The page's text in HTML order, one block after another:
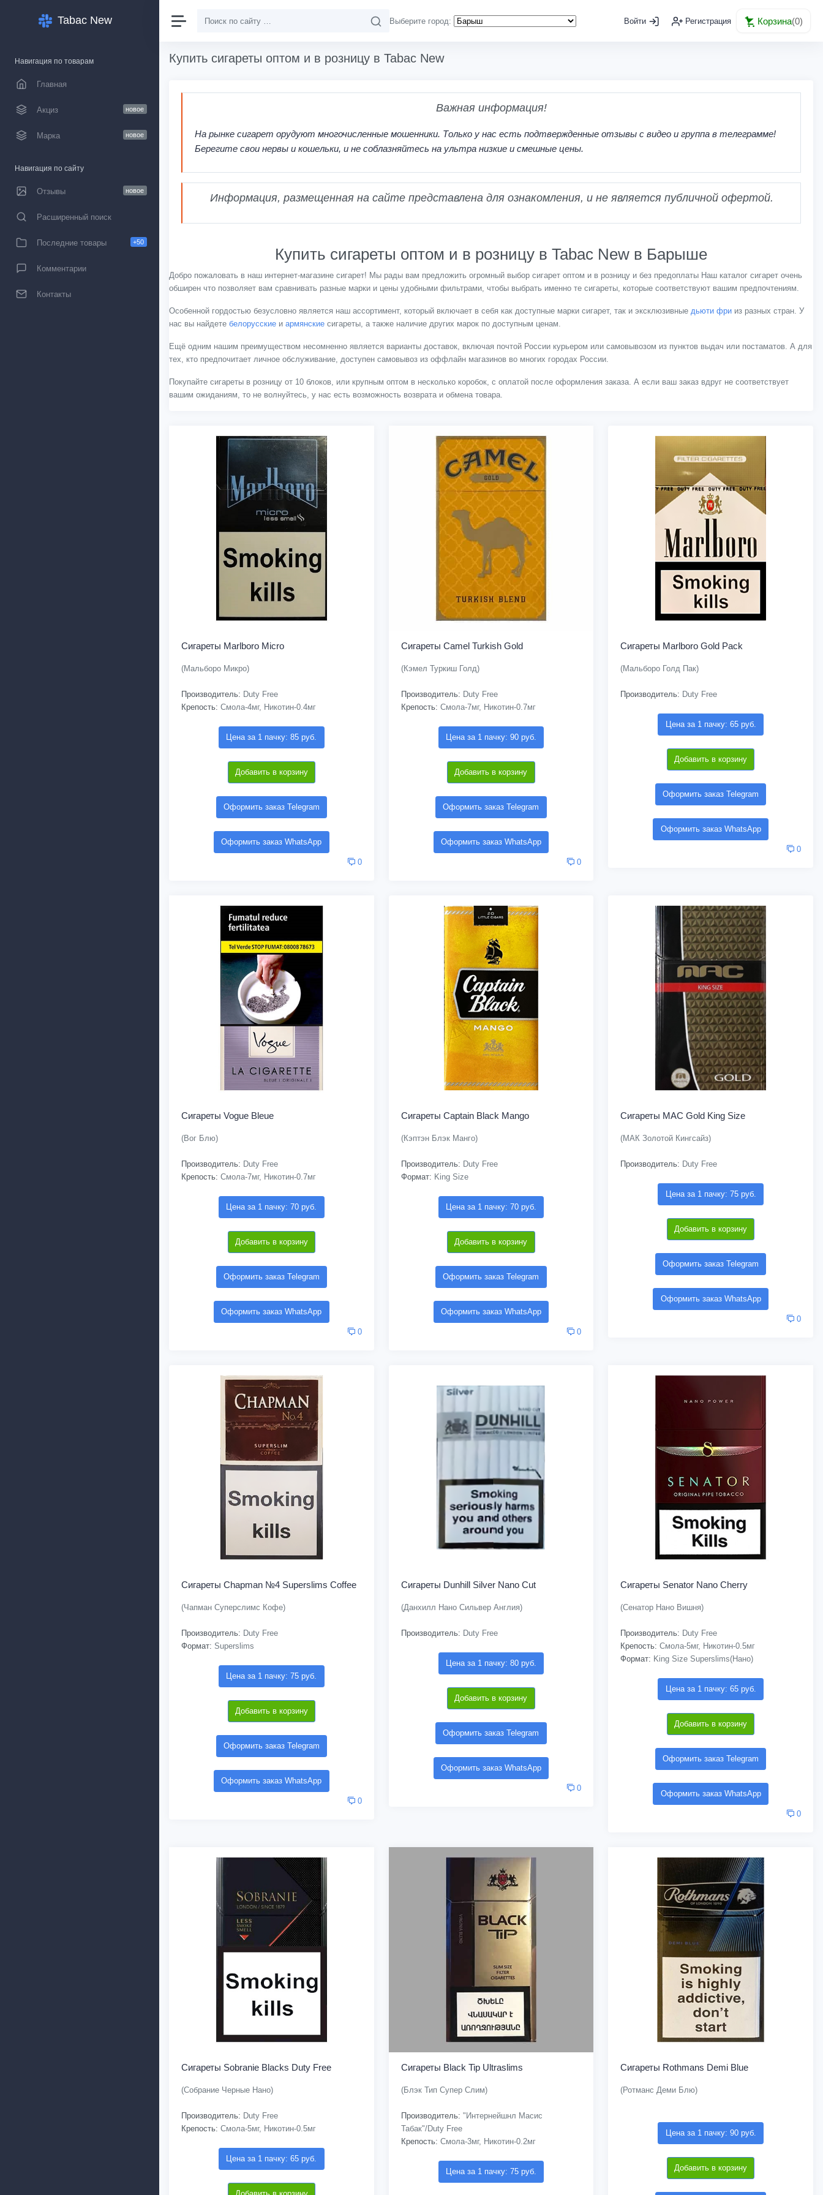
Tabac New
Навигация по товарам
Главная
Акциз новое
Марка новое
Навигация по сайту
Отзывы новое
Расширенный поиск
Последние товары +50
Комментарии
Контакты
Выберите город: Войти Регистрация Корзина(0)
Купить сигареты оптом и в розницу в Tabac New
Важная информация!
На рынке сигарет орудуют многочисленные мошенники. Только у нас есть подтвержденные отзывы с видео и группа в телеграмме!
Берегите свои нервы и кошельки, и не соблазняйтесь на ультра низкие и смешные цены.
Информация, размещенная на сайте представлена для ознакомления, и не является публичной офертой.
Купить сигареты оптом и в розницу в Tabac New в Барыше
Добро пожаловать в наш интернет-магазине сигарет! Мы рады вам предложить огромный выбор сигарет оптом и в розницу и без предоплаты Наш каталог сигарет очень
обширен что позволяет вам сравнивать разные марки и цены удобными фильтрами, чтобы выбрать именно те сигареты, которые соответствуют вашим предпочтениям.
Особенной гордостью безусловно является наш ассортимент, который включает в себя как доступные марки сигарет, так и эксклюзивные дьюти фри из разных стран. У
нас вы найдете белорусские и армянские сигареты, а также наличие других марок по доступным ценам.
Ещё одним нашим преимуществом несомненно является варианты доставок, включая почтой России курьером или самовывозом из пунктов выдач или постаматов. А для
тех, кто предпочитает личное обслуживание, доступен самовывоз из оффлайн магазинов во многих городах России.
Покупайте сигареты в розницу от 10 блоков, или крупным оптом в несколько коробок, с оплатой после оформления заказа. А если ваш заказ вдруг не соответствует
вашим ожиданиям, то не волнуйтесь, у нас есть возможность возврата и обмена товара.
Сигареты Marlboro Micro
(Мальборо Микро)
Производитель: Duty Free
Крепость: Смола-4мг, Никотин-0.4мг
Цена за 1 пачку: 85 руб.
Добавить в корзину
Оформить заказ Telegram
Оформить заказ WhatsApp
0
Сигареты Camel Turkish Gold
(Кэмел Туркиш Голд)
Производитель: Duty Free
Крепость: Смола-7мг, Никотин-0.7мг
Цена за 1 пачку: 90 руб.
Добавить в корзину
Оформить заказ Telegram
Оформить заказ WhatsApp
0
Сигареты Marlboro Gold Pack
(Мальборо Голд Пак)
Производитель: Duty Free
Цена за 1 пачку: 65 руб.
Добавить в корзину
Оформить заказ Telegram
Оформить заказ WhatsApp
0
Сигареты Vogue Bleue
(Вог Блю)
Производитель: Duty Free
Крепость: Смола-7мг, Никотин-0.7мг
Цена за 1 пачку: 70 руб.
Добавить в корзину
Оформить заказ Telegram
Оформить заказ WhatsApp
0
Сигареты Captain Black Mango
(Кэптэн Блэк Манго)
Производитель: Duty Free
Формат: King Size
Цена за 1 пачку: 70 руб.
Добавить в корзину
Оформить заказ Telegram
Оформить заказ WhatsApp
0
Сигареты MAC Gold King Size
(МАК Золотой Кингсайз)
Производитель: Duty Free
Цена за 1 пачку: 75 руб.
Добавить в корзину
Оформить заказ Telegram
Оформить заказ WhatsApp
0
Сигареты Chapman №4 Superslims Coffee
(Чапман Суперслимс Кофе)
Производитель: Duty Free
Формат: Superslims
Цена за 1 пачку: 75 руб.
Добавить в корзину
Оформить заказ Telegram
Оформить заказ WhatsApp
0
Сигареты Dunhill Silver Nano Cut
(Данхилл Нано Сильвер Англия)
Производитель: Duty Free
Цена за 1 пачку: 80 руб.
Добавить в корзину
Оформить заказ Telegram
Оформить заказ WhatsApp
0
Сигареты Senator Nano Cherry
(Сенатор Нано Вишня)
Производитель: Duty Free
Крепость: Смола-5мг, Никотин-0.5мг
Формат: King Size Superslims(Нано)
Цена за 1 пачку: 65 руб.
Добавить в корзину
Оформить заказ Telegram
Оформить заказ WhatsApp
0
Сигареты Sobranie Blacks Duty Free
(Собрание Черные Нано)
Производитель: Duty Free
Крепость: Смола-5мг, Никотин-0.5мг
Цена за 1 пачку: 65 руб.
Сигареты Black Tip Ultraslims
(Блэк Тип Супер Слим)
Производитель: "Интернейшнл Масис
Табак"/Duty Free
Крепость: Смола-3мг, Никотин-0.2мг
Цена за 1 пачку: 75 руб.
Сигареты Rothmans Demi Blue
(Ротманс Деми Блю)
Цена за 1 пачку: 90 руб.
Добавить в корзину